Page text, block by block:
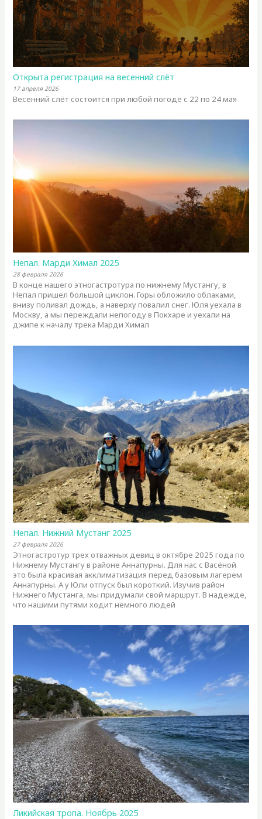
Открыта регистрация на весенний слёт
17 апреля 2026
Весенний слёт состоится при любой погоде с 22 по 24 мая
Непал. Марди Химал 2025
28 февраля 2026
В конце нашего этногастротура по нижнему Мустангу, в
Непал пришел большой циклон. Горы обложило облаками,
внизу поливал дождь, а наверху повалил снег. Юля уехала в
Москву, а мы переждали непогоду в Покхаре и уехали на
джипе к началу трека Марди Химал
Непал. Нижний Мустанг 2025
27 февраля 2026
Этногастротур трех отважных девиц в октябре 2025 года по
Нижнему Мустангу в районе Аннапурны. Для нас с Васёной
это была красивая акклиматизация перед базовым лагерем
Аннапурны. А у Юли отпуск был короткий. Изучив район
Нижнего Мустанга, мы придумали свой маршрут. В надежде,
что нашими путями ходит немного людей
Ликийская тропа. Ноябрь 2025